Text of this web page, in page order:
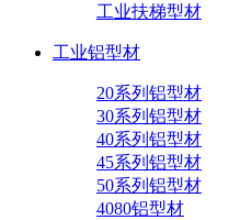
工业扶梯型材
工业铝型材
20系列铝型材
30系列铝型材
40系列铝型材
45系列铝型材
50系列铝型材
4080铝型材